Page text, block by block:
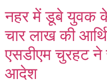
नहर में डूबे युवक के
चार लाख की
एसडीएम चुरहट ने
आदेश